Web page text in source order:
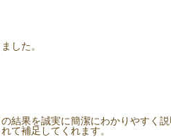
した。
結果を誠実に簡潔にわかりやすく説
て補足してくれます。